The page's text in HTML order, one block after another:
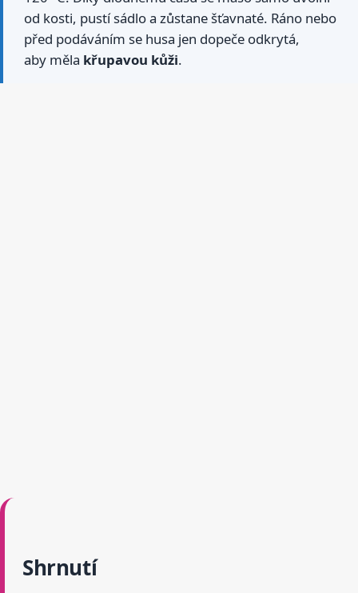
od kosti, pustí sádlo a zůstane šťavnaté. Ráno nebo
před podáváním se husa jen dopeče odkrytá,
aby měla křupavou kůži.
Shrnutí